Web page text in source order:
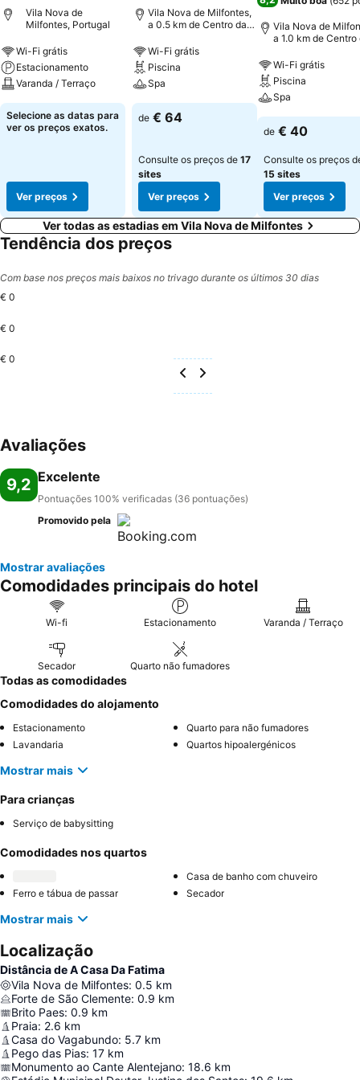
Vila Nova de
Milfontes, Portugal
Wi-Fi grátis
Estacionamento
Varanda / Terraço
Selecione as datas para
ver os preços exatos.
Ver preços
Vila Nova de Milfontes,
a 0.5 km de Centro da
Wi-Fi grátis
Piscina
Spa
de € 64
Consulte os preços de 17
sites
Ver preços
Vila Nova de
a 1.0 km de Centro
Wi-Fi grátis
Piscina
Spa
de € 40
Consulte os preços
15 sites
Ver preços
Ver todas as estadias em Vila Nova de Milfontes
Tendência dos preços
Com base nos preços mais baixos no trivago durante os últimos 30 dias
€ 0
€ 0
€ 0
Avaliações
9,2 Excelente
Pontuações 100% verificadas (36 pontuações)
Promovido pela
Mostrar avaliações
Comodidades principais do hotel
Wi-fi Estacionamento Varanda / Terraço
Secador Quarto não fumadores
Todas as comodidades
Comodidades do alojamento
Estacionamento
Quarto para não fumadores
Lavandaria
Quartos hipoalergénicos
Mostrar mais
Para crianças
Serviço de babysitting
Comodidades nos quartos
Casa de banho com chuveiro
Ferro e tábua de passar
Secador
Mostrar mais
Localização
Distância de A Casa Da Fatima
Vila Nova de Milfontes: 0.5 km
Forte de São Clemente: 0.9 km
Brito Paes: 0.9 km
Praia: 2.6 km
Casa do Vagabundo: 5.7 km
Pego das Pias: 17 km
Monumento ao Cante Alentejano: 18.6 km